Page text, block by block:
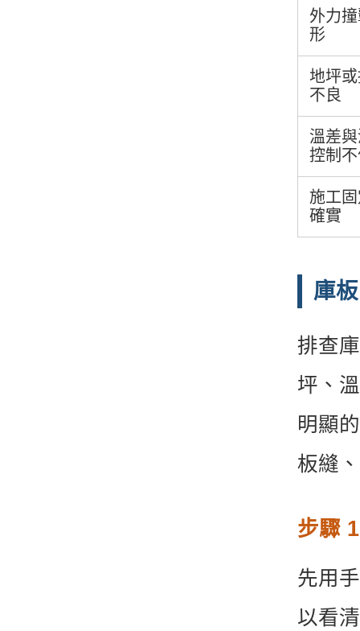
外力
形
地坪
不良
溫差
控制
施工
確實
庫
排查
坪、
明顯
板縫
步驟
先用
以看